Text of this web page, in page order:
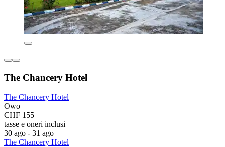
The Chancery Hotel
The Chancery Hotel
Owo
CHF 155
tasse e oneri inclusi
30 ago - 31 ago
The Chancery Hotel